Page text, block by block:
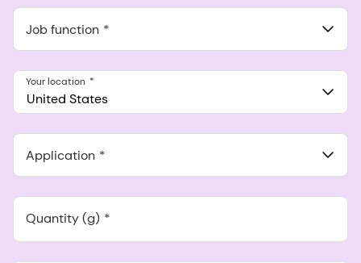
Job function
United States
Your location
Application
Quantity (g)